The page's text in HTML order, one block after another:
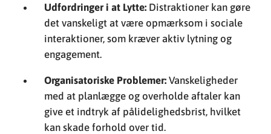
Udfordringer i at Lytte: Distraktioner kan gøre
det vanskeligt at være opmærksom i sociale
interaktioner, som kræver aktiv lytning og
engagement.
Organisatoriske Problemer: Vanskeligheder
med at planlægge og overholde aftaler kan
give et indtryk af pålidelighedsbrist, hvilket
kan skade forhold over tid.